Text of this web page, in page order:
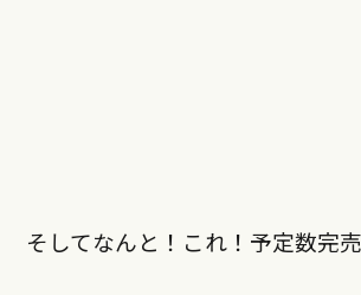
そしてなんと！これ！予定数完